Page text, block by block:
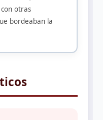
otras
bordeaban la